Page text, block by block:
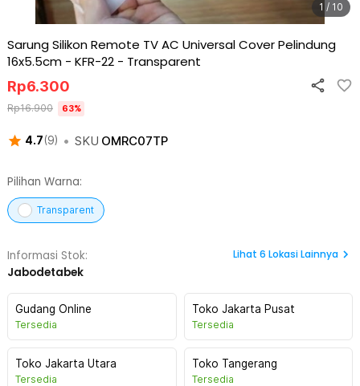
1 / 10
Sarung Silikon Remote TV AC Universal Cover Pelindung
16x5.5cm - KFR-22 - Transparent
4.7(9) • SKU OMRC07TP
Rp6.300
Rp16.900 63%
Pilihan Warna:
Transparent
Informasi Stok:
Jabodetabek
Lihat 6 Lokasi Lainnya
Gudang Online
Tersedia
Toko Jakarta Pusat
Tersedia
Toko Jakarta Utara
Tersedia
Toko Tangerang
Tersedia